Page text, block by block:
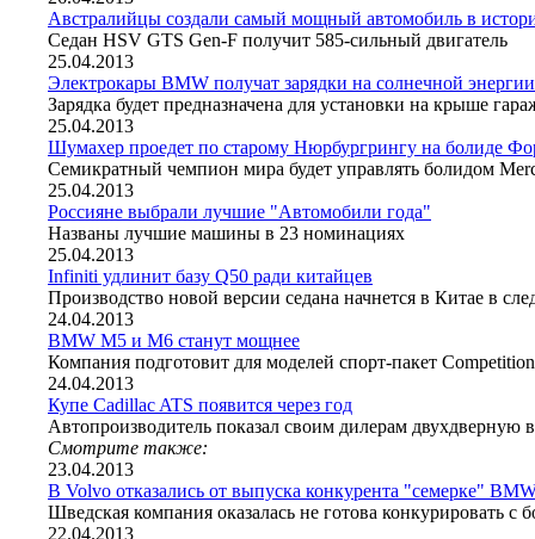
Австралийцы создали самый мощный автомобиль в
Седан HSV GTS Gen-F получит 585-сильный двигатель
25.04.2013
Электрокары BMW получат зарядки на солнечной энергии
Зарядка будет предназначена для установки на крыше
25.04.2013
Шумахер проедет по старому Нюрбургрингу на болиде
Семикратный чемпион мира будет управлять болидом
25.04.2013
Россияне выбрали лучшие "Автомобили года"
Названы лучшие машины в 23 номинациях
25.04.2013
Infiniti удлинит базу Q50 ради китайцев
Производство новой версии седана начнется в Китае в
24.04.2013
BMW M5 и M6 станут мощнее
Компания подготовит для моделей спорт-пакет
24.04.2013
Купе Cadillac ATS появится через год
Автопроизводитель показал своим дилерам двухдверную
Смотрите также:
23.04.2013
В Volvo отказались от выпуска конкурента "семерке"
Шведская компания оказалась не готова конкурировать с
22.04.2013